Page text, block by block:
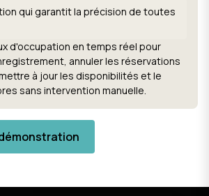
qui garantit la précision de toutes
d'occupation en temps réel pour
annuler les réservations
à jour les disponibilités et le
sans intervention manuelle.